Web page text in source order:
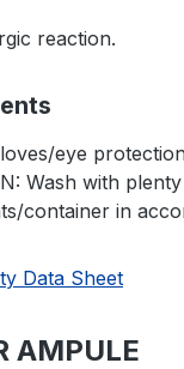
reaction.
eye
Wash with
container in
Data Sheet
AMPULE